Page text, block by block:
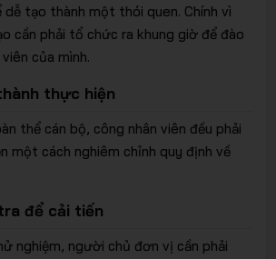
dễ tạo thành một thói quen. Chính vì
cần phải tổ chức ra khung giờ để đào
của mình.
thực hiện
thể cán bộ, công nhân viên đều phải
một cách nghiêm chỉnh quy định về
để cải tiến
nghiệm, người chủ đơn vị cần phải